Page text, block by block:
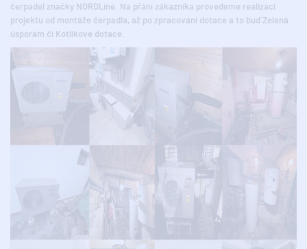
čerpadel značky NORDLine. Na přání zákazníka provedeme realizaci
projektu od montáže čerpadla, až po zpracování dotace a to buď Zelená
úsporám či Kotlíkové dotace.